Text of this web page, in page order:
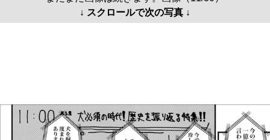
↓ スクロールで次の写真 ↓